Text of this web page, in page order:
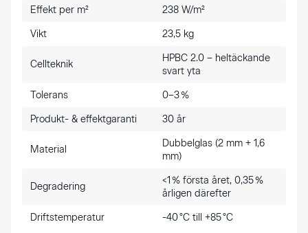
Effekt per m² 238 W/m²
Vikt 23,5 kg
Cellteknik
HPBC 2.0 – heltäckande
svart yta
Tolerans 0–3 %
Produkt- & effektgaranti 30 år
Material
Dubbelglas (2 mm + 1,6
mm)
Degradering
<1 % första året, 0,35 %
årligen därefter
Driftstemperatur -40 °C till +85 °C